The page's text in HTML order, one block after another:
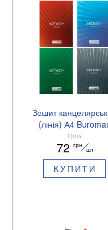
Зошит
(лінія) А4
JOBMAX BM.2427
Ціна
72 грн
шт
КУПИТИ